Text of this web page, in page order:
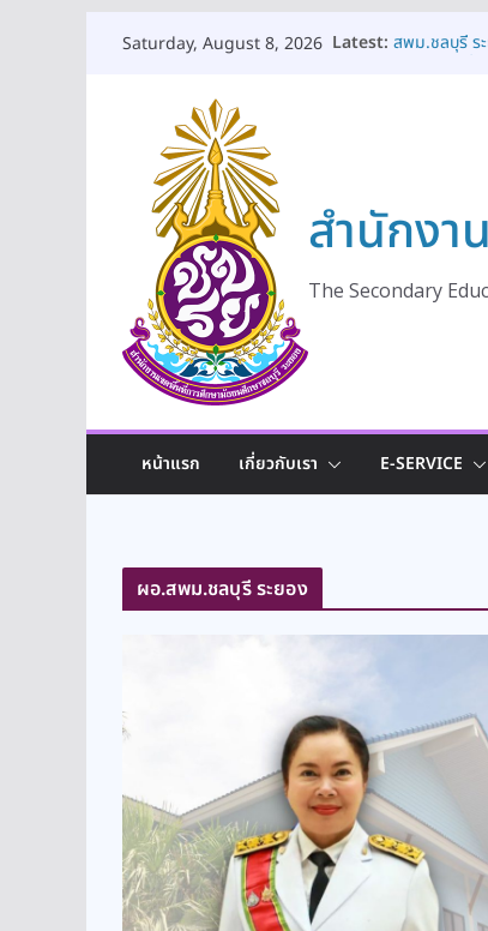
Saturday, August 8, 2026 Latest: สพม.ชลบุรี ร
เสริมสร้าง
สพม.ชลบุรี ร
เท่าเทียมแล
สำนักงา
The Secondary
หน้าแรก เกี่ยวกับเรา E-SERVICE
ผอ.สพม.ชลบุรี ระยอง